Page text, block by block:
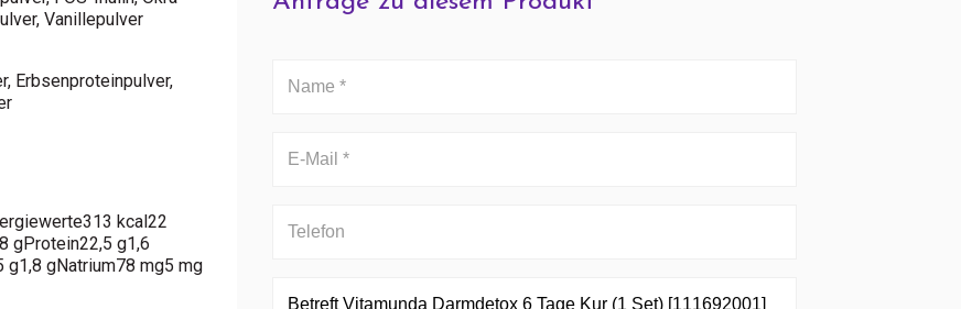
Vanillepulver
Erbsenproteinpulver,
kcal22
gProtein22,5 g1,6
gNatrium78 mg5 mg